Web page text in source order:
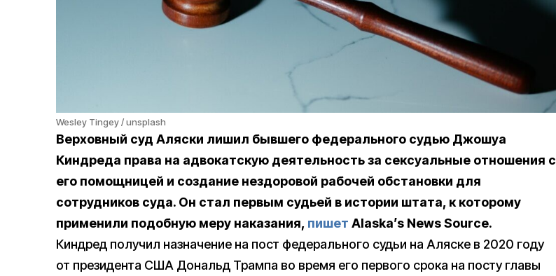
Wesley Tingey / unsplash
Верховный суд Аляски лишил бывшего федерального судью Джошуа
Киндреда права на адвокатскую деятельность за сексуальные отношения с
его помощницей и создание нездоровой рабочей обстановки для
сотрудников суда. Он стал первым судьей в истории штата, к которому
применили подобную меру наказания, пишет Alaska’s News Source.
Киндред получил назначение на пост федерального судьи на Аляске в 2020 году
от президента США Дональд Трампа во время его первого срока на посту главы